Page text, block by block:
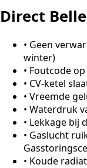
Direct
• Geen
winter)
• Foutcode
• CV-ketel
• Vreemde
• Waterdruk
• Lekkage bij
• Gaslucht
• Koude